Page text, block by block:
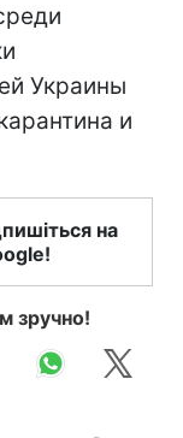
Украины
и
на
зручно!